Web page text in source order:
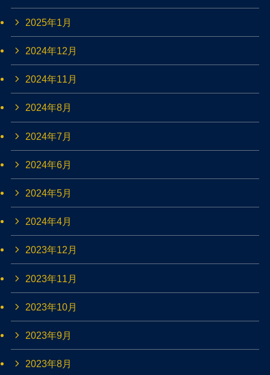
2025年1月
2024年12月
2024年11月
2024年8月
2024年7月
2024年6月
2024年5月
2024年4月
2023年12月
2023年11月
2023年10月
2023年9月
2023年8月